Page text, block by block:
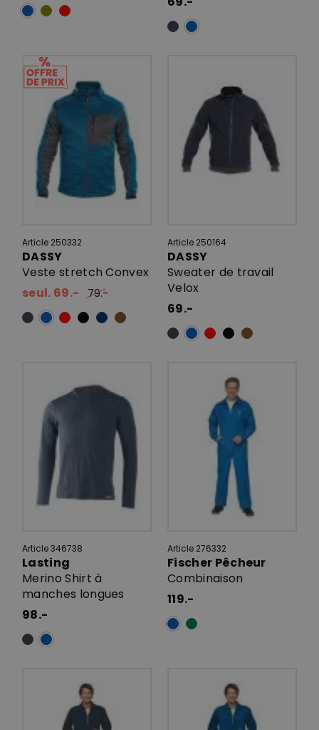
Article 250332
DASSY
Veste stretch Convex
seul. 69.-
79.-
Article 250164
DASSY
Sweater de travail
Velox
69.-
Article 346738
Lasting
Merino Shirt à
manches longues
98.-
Article 276332
Fischer Pêcheur
Combinaison
119.-